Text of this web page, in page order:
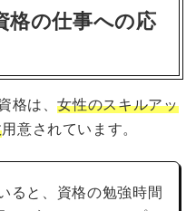
格の仕事への応
格は、女性のスキルアッ
用意されています。
ると、資格の勉強時間